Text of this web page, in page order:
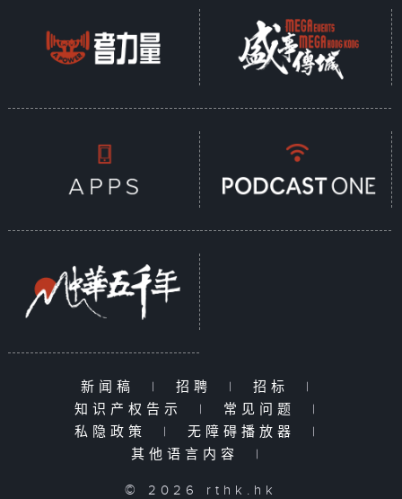
新闻稿 | 招聘 | 招标
|
知识产权告示
| 常见问题
|
私隐政策
| 无障碍播放器
|
其他语言内容
|
© 2026 rthk.hk